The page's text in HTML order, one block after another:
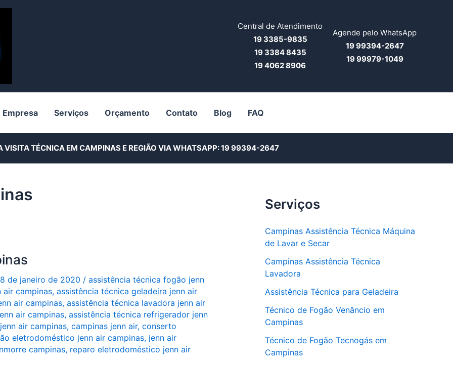
Central de Atendimento
19 3385-9835
19 3384 8435
19 4062 8906
Agende pelo WhatsApp
19 99394-2647
19 99979-1049
Empresa Serviços Orçamento Contato Blog FAQ
VISITA TÉCNICA EM CAMPINAS E REGIÃO VIA WHATSAPP:19 99394-2647
de janeiro de 2020 / assistência técnica fogão jenn
air campinas, assistência técnica geladeira jenn air
air campinas, assistência técnica lavadora jenn air
air campinas, assistência técnica refrigerador jenn
air campinas, campinas jenn air, conserto
eletrodoméstico jenn air campinas, jenn air
campinas, reparo eletrodoméstico jenn air
Serviços
Campinas Assistência Técnica Máquina
de Lavar e Secar
Campinas Assistência Técnica
Lavadora
Assistência Técnica para Geladeira
Técnico de Fogão Venâncio em
Campinas
Técnico de Fogão Tecnogás em
Campinas